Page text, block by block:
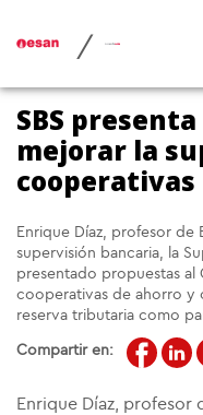
/
SBS
mejorar la
cooperativas
Enrique Díaz, profesor de
supervisión bancaria, la
presentado propuestas al
cooperativas de ahorro y
reserva tributaria como
Compartir en:
Enrique Díaz, profesor